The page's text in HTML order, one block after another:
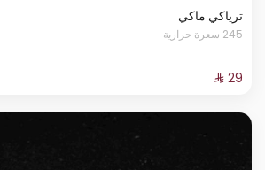
ترياكي ماكي
245 سعرة حرارية